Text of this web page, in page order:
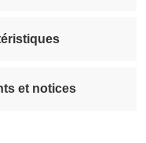
et notices